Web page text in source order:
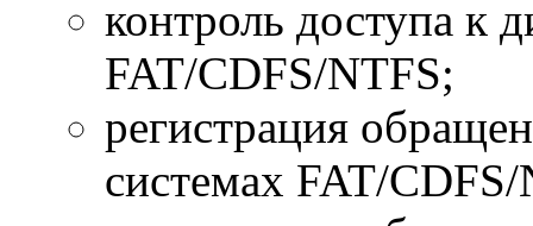
контроль доступа к
FAT/CDFS/NTFS;
регистрация
системах FAT/